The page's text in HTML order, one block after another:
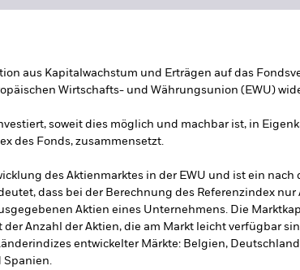
aus Kapitalwachstum und Erträgen auf das
Wirtschafts- und Währungsunion (EWU)
soweit dies möglich und machbar ist, in
des Fonds, zusammensetzt.
des Aktienmarktes in der EWU und ist ein
dass bei der Berechnung des Referenzindex
Aktien eines Unternehmens. Die
Anzahl der Aktien, die am Markt leicht verfügbar
entwickelter Märkte: Belgien,
Spanien.